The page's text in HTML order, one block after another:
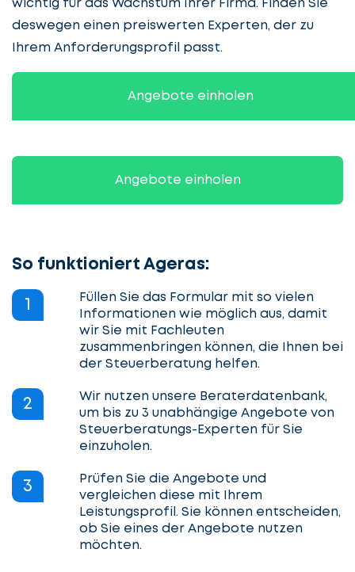
wichtig für das Wachstum Ihrer Firma. Finden Sie
deswegen einen preiswerten Experten, der zu
Ihrem Anforderungsprofil passt.
Angebote einholen
Angebote einholen
So funktioniert Ageras:
Füllen Sie das Formular mit so vielen
Informationen wie möglich aus, damit
wir Sie mit Fachleuten
zusammenbringen können, die Ihnen bei
der Steuerberatung helfen.
2
Wir nutzen unsere Beraterdatenbank,
um bis zu 3 unabhängige Angebote von
Steuerberatungs-Experten für Sie
einzuholen.
3
Prüfen Sie die Angebote und
vergleichen diese mit Ihrem
Leistungsprofil. Sie können entscheiden,
ob Sie eines der Angebote nutzen
möchten.